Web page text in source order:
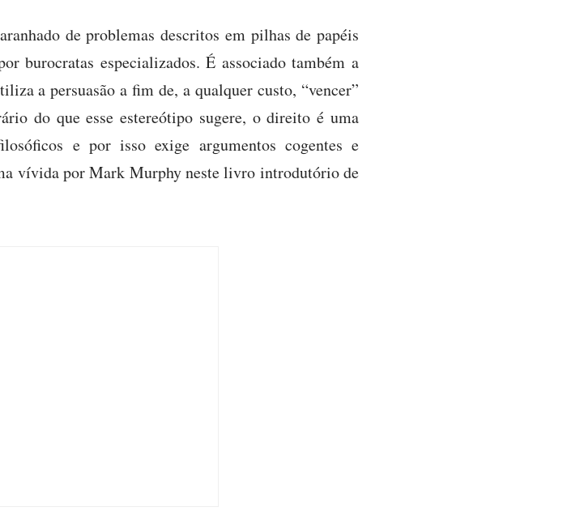
de problemas descritos em pilhas de papéis
burocratas especializados. É associado também a
a persuasão a fim de, a qualquer custo, “vencer”
do que esse estereótipo sugere, o direito é uma
e por isso exige argumentos cogentes e
vívida por Mark Murphy neste livro introdutório de